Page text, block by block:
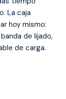
La caja
hoy mismo:
de lijado,
de carga.